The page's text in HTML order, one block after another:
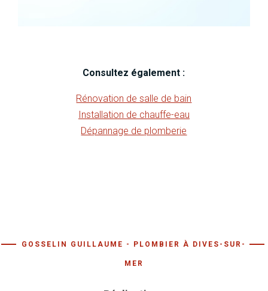
Consultez également :
Rénovation de salle de bain
Installation de chauffe-eau
Dépannage de plomberie
GOSSELIN GUILLAUME - PLOMBIER À DIVES-SUR-
MER